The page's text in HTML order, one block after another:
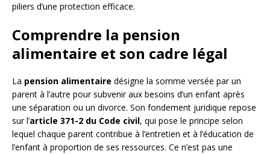
piliers d’une protection efficace.
Comprendre la pension
alimentaire et son cadre légal
La pension alimentaire désigne la somme versée par un
parent à l’autre pour subvenir aux besoins d’un enfant après
une séparation ou un divorce. Son fondement juridique repose
sur l’article 371-2 du Code civil, qui pose le principe selon
lequel chaque parent contribue à l’entretien et à l’éducation de
l’enfant à proportion de ses ressources. Ce n’est pas une